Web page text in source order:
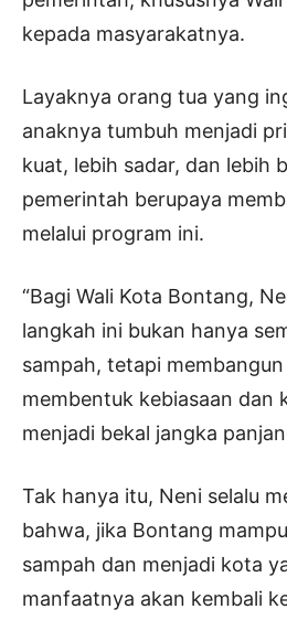
kepada masyarakatnya.
Layaknya orang tua yang
anaknya tumbuh menjadi
kuat, lebih sadar, dan lebih
pemerintah berupaya
melalui program ini.
“Bagi Wali Kota Bontang,
langkah ini bukan hanya
sampah, tetapi membangun
membentuk kebiasaan dan
menjadi bekal jangka
Tak hanya itu, Neni selalu
bahwa, jika Bontang
sampah dan menjadi kota
manfaatnya akan kembali